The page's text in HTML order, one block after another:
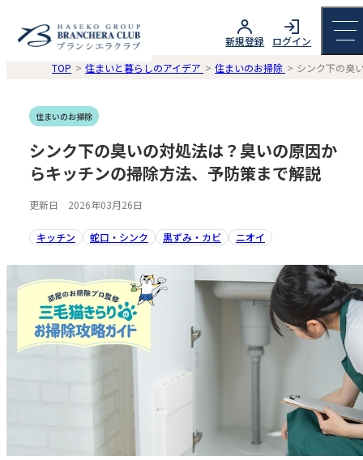
新規登録
ログイン
TOP
住まいと暮らしのアイデア 住まいのお掃除 シンク下の臭
住まいのお掃除
シンク下の臭いの対処法は？臭いの原因か
らキッチンの掃除方法、予防策まで解説
更新日 2026年03月26日
キッチン 蛇口・シンク 黒ずみ・カビ ニオイ